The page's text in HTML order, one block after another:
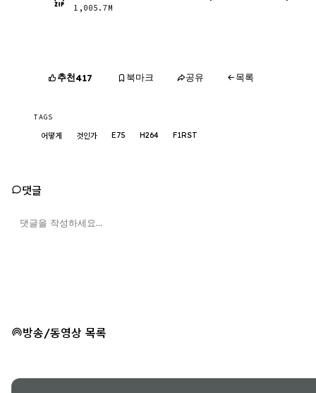
1,005.7M
추천417 북마크 공유 목록
TAGS
어떻게 것인가 E75 H264 F1RST
댓글
방송/동영상 목록